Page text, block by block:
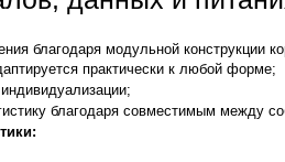
благодаря модульной конструкции
практически к любой форме;
благодаря совместимым между